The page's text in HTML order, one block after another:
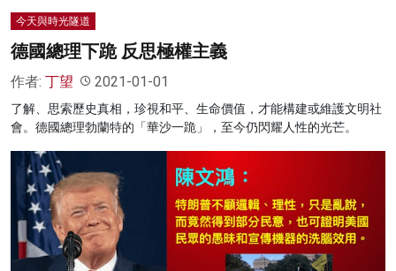
今天與時光隧道
德國總理下跪 反思極權主義
作者: 丁望 2021-01-01
了解、思索歷史真相，珍視和平、生命價值，才能構建或維護文明社
會。德國總理勃蘭特的「華沙一跪」，至今仍閃耀人性的光芒。